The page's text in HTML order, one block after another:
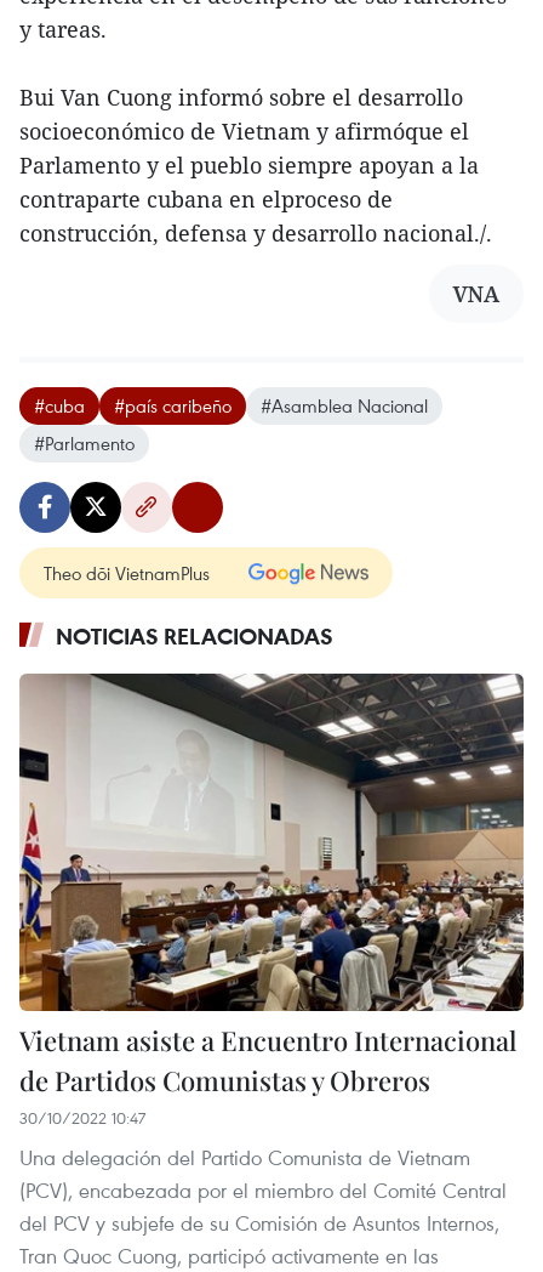
y tareas.
Bui Van Cuong informó sobre el desarrollo
socioeconómico de Vietnam y afirmóque el
Parlamento y el pueblo siempre apoyan a la
contraparte cubana en elproceso de
construcción, defensa y desarrollo nacional./.
VNA
#cuba #país caribeño
#Asamblea Nacional
#Parlamento
Theo dõi VietnamPlus
NOTICIAS RELACIONADAS
Vietnam asiste a Encuentro Internacional
de Partidos Comunistas y Obreros
30/10/2022 10:47
Una delegación del Partido Comunista de Vietnam
(PCV), encabezada por el miembro del Comité Central
del PCV y subjefe de su Comisión de Asuntos Internos,
Tran Quoc Cuong, participó activamente en las